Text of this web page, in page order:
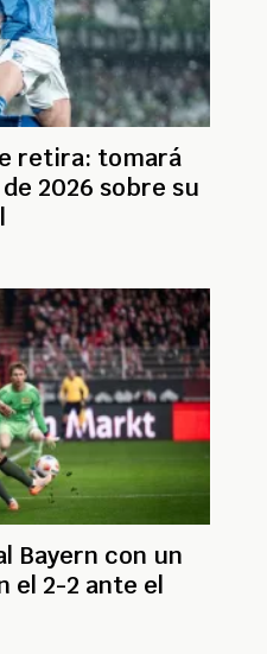
retira: tomará
2026 sobre su
Bayern con un
el 2-2 ante el